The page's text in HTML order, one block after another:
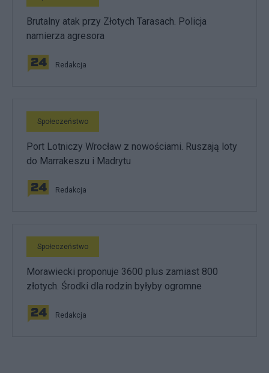
Brutalny atak przy Złotych Tarasach. Policja
namierza agresora
Redakcja
Społeczeństwo
Port Lotniczy Wrocław z nowościami. Ruszają loty
do Marrakeszu i Madrytu
Redakcja
Społeczeństwo
Morawiecki proponuje 3600 plus zamiast 800
złotych. Środki dla rodzin byłyby ogromne
Redakcja